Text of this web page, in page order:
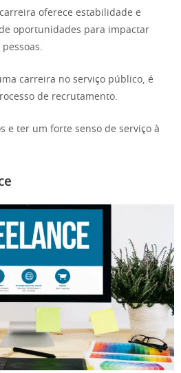
oferece estabilidade e
oportunidades para impactar
carreira no serviço público, é
de recrutamento.
e ter um forte senso de serviço à